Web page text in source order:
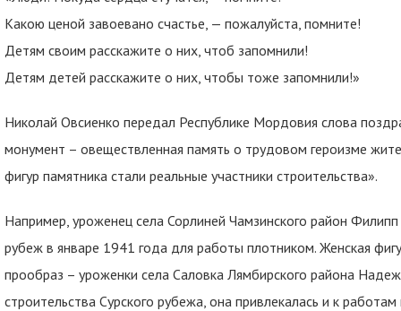
Какою ценой завоевано счастье, — пожалуйста, помните!
Детям своим расскажите о них, чтоб запомнили!
Детям детей расскажите о них, чтобы тоже запомнили!»
Николай Овсиенко передал Республике Мордовия слова
монумент – овеществленная память о трудовом героизме
фигур памятника стали реальные участники строительства».
Например, уроженец села Сорлиней Чамзинского район
рубеж в январе 1941 года для работы плотником. Женская
прообраз – уроженки села Саловка Лямбирского района
строительства Сурского рубежа, она привлекалась и к